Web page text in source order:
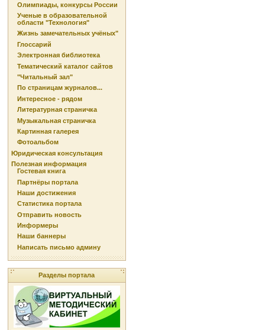
Олимпиады, конкурсы России
Ученые в образовательной
области "Технология"
Жизнь замечательных учёных"
Глоссарий
Электронная библиотека
Тематический каталог сайтов
"Читальный зал"
По страницам журналов...
Интересное - рядом
Литературная страничка
Музыкальная страничка
Картинная галерея
Фотоальбом
Юридическая консультация
Полезная информация
Гостевая книга
Партнёры портала
Наши достижения
Статистика портала
Отправить новость
Информеры
Наши баннеры
Написать письмо админу
Разделы портала